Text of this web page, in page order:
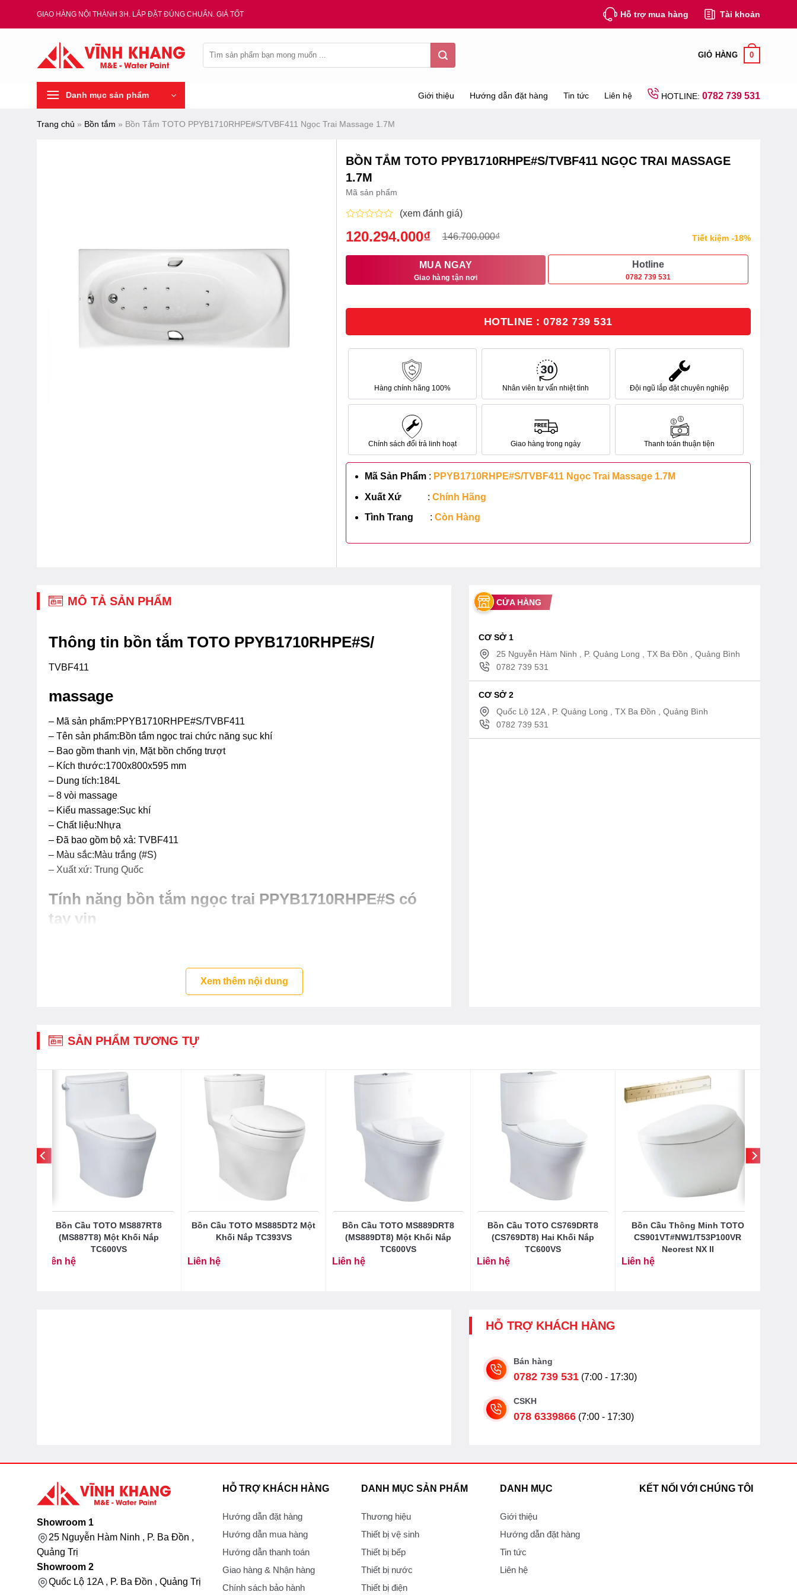
GIAO HÀNG NỘI THÀNH 3H. LẮP ĐẶT ĐÚNG CHUẨN. GIÁ TỐT Hỗ trợ mua hàng Tài khoản
kiếm:
GIỎ HÀNG 0
Danh mục sản phẩm Giới thiệu Hướng dẫn đặt hàng Tin tức Liên hệ HOTLINE: 0782 739 531
Trang chủ » Bồn tắm » Bồn Tắm TOTO PPYB1710RHPE#S/TVBF411 Ngọc Trai Massage 1.7M
BỒN TẮM TOTO PPYB1710RHPE#S/TVBF411 NGỌC TRAI MASSAGE
1.7M
Mã sản phẩm
xếp
0
(xem đánh giá)
146.700.000₫
Giá
120.294.000₫
Giá
Tiết kiệm -18%
MUA NGAY
Giao hàng tận nơi
Hotline
0782 739 531
HOTLINE : 0782 739 531
Hàng chính hãng 100% Nhân viên tư vấn nhiệt tình Đội ngũ lắp đặt chuyên nghiệp
Chính sách đổi trả linh hoạt Giao hàng trong ngày Thanh toán thuận tiện
Mã Sản Phẩm: PPYB1710RHPE#S/TVBF411 Ngọc Trai Massage 1.7M
Xuất Xứ : Chính Hãng
Tình Trang : Còn Hàng
MÔ TẢ SẢN PHẨM
Thông tin bồn tắm TOTO PPYB1710RHPE#S/
TVBF411
massage
– Mã sản phẩm:PPYB1710RHPE#S/TVBF411
– Tên sản phẩm:Bồn tắm ngọc trai chức năng sục khí
– Bao gồm thanh vịn, Mặt bồn chống trượt
– Kích thước:1700x800x595 mm
– Dung tích:184L
– 8 vòi massage
– Kiểu massage:Sục khí
– Chất liệu:Nhựa
– Đã bao gồm bộ xả: TVBF411
– Màu sắc:Màu trắng (#S)
– Xuất xứ: Trung Quốc
Tính năng bồn tắm ngọc trai PPYB1710RHPE#S có
tay vịn
– Hệ thống sục khí nhẹ nhàng, mạnh mẽ
– Chất liệu nhựa với độ bền cao
Xem thêm nội dung
CỬA HÀNG
CƠ SỞ 1
25 Nguyễn Hàm Ninh , P. Quảng Long , TX Ba Đồn , Quảng Bình
0782 739 531
CƠ SỞ 2
Quốc Lộ 12A , P. Quảng Long , TX Ba Đồn , Quảng Bình
0782 739 531
SẢN PHẨM TƯƠNG TỰ
Bồn Cầu TOTO MS887RT8
(MS887T8) Một Khối Nắp
TC600VS
Liên hệ
Bồn Cầu TOTO MS885DT2 Một
Khối Nắp TC393VS
Liên hệ
Bồn Cầu TOTO MS889DRT8
(MS889DT8) Một Khối Nắp
TC600VS
Liên hệ
Bồn Cầu TOTO CS769DRT8
(CS769DT8) Hai Khối Nắp
TC600VS
Liên hệ
Bồn Cầu Thông Minh TOTO
CS901VT#NW1/T53P100VR
Neorest NX II
Liên hệ
HỖ TRỢ KHÁCH HÀNG
Bán hàng
0782 739 531 (7:00 - 17:30)
CSKH
078 6339866 (7:00 - 17:30)
Showroom 1
25 Nguyễn Hàm Ninh , P. Ba Đồn ,
Quảng Trị
Showroom 2
Quốc Lộ 12A , P. Ba Đồn , Quảng Trị
HỖ TRỢ KHÁCH HÀNG
Hướng dẫn đặt hàng
Hướng dẫn mua hàng
Hướng dẫn thanh toán
Giao hàng & Nhận hàng
Chính sách bảo hành
DANH MỤC SẢN PHẨM
Thương hiệu
Thiết bị vệ sinh
Thiết bị bếp
Thiết bị nước
Thiết bị điện
DANH MỤC
Giới thiệu
Hướng dẫn đặt hàng
Tin tức
Liên hệ
KẾT NỐI VỚI CHÚNG TÔI